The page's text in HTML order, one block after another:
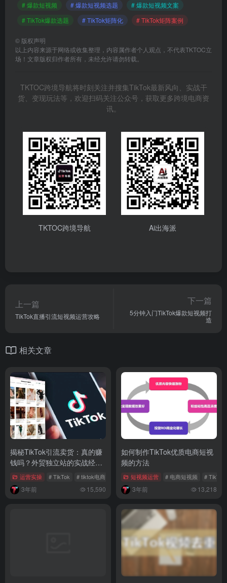
# 爆款短视频
# 爆款短视频选题
# 爆款短视频文案
# TikTok爆款选题
# TikTok矩阵化 # TikTok矩阵案例
© 版权声明
以上内容来源于网络或收集整理，内容属作者个人观点，不代表TKTOC立
场！文章版权归作者所有，未经允许请勿转载。
TKTOC跨境导航将时刻关注并搜集TikTok最新风向、实战干
货、变现玩法等，欢迎扫码关注公众号，获取更多跨境电商资
讯。
TKTOC跨境导航 Ai出海派
上一篇
TikTok直播引流短视频运营攻略
下一篇
5分钟入门TikTok爆款短视频打
造
相关文章
揭秘TikTok引流卖货：真的赚
钱吗？外贸独立站的实战经验
分享运营实操 # TikTok # tiktok电商 # tiktok直播
3年前 15,590
如何制作TikTok优质电商短视
频的方法
短视频运营 # 电商短视频 #
3年前 13,218